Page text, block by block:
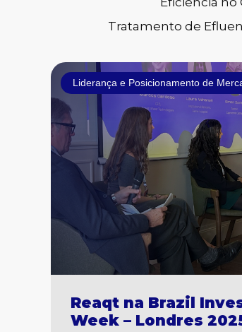
Tratamento de
Liderança e Posicionamento de
Reaqt na Brazil
Week – Londres